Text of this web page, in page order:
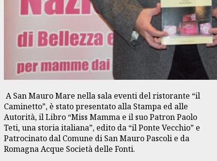
A San Mauro Mare nella sala eventi del ristorante “il
Caminetto”, è stato presentato alla Stampa ed alle
Autorità, il Libro “Miss Mamma e il suo Patron Paolo
Teti, una storia italiana”, edito da “il Ponte Vecchio” e
Patrocinato dal Comune di San Mauro Pascoli e da
Romagna Acque Società delle Fonti.